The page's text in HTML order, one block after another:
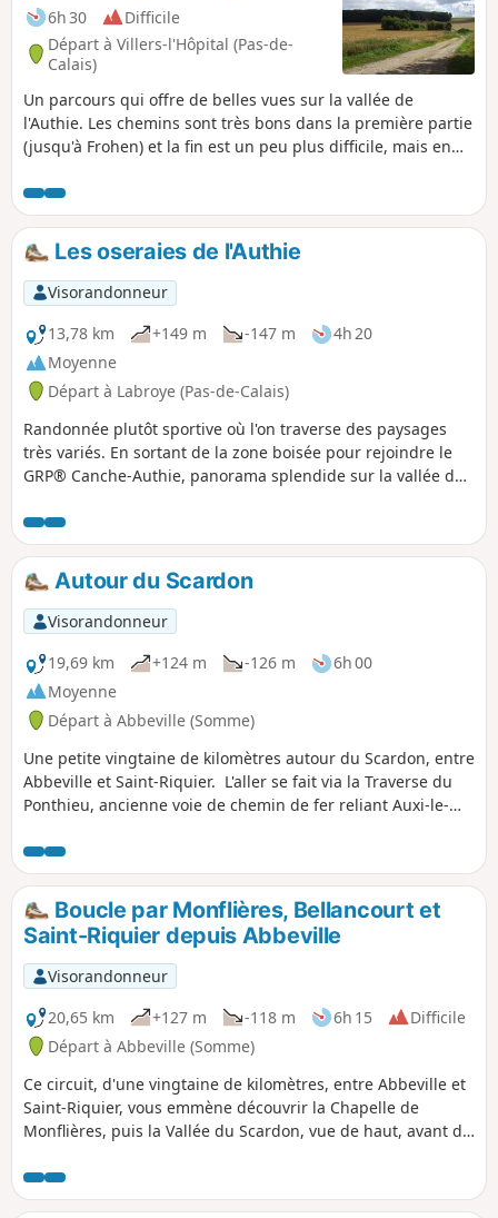
6h 30
Difficile
Départ à Villers-l'Hôpital (Pas-de-
Calais)
Un parcours qui offre de belles vues sur la vallée de
l'Authie. Les chemins sont très bons dans la première partie
(jusqu'à Frohen) et la fin est un peu plus difficile, mais en
Les oseraies de l'Authie
Visorandonneur
13,78 km
+149 m -147 m
4h 20
Moyenne
Départ à Labroye (Pas-de-Calais)
Randonnée plutôt sportive où l'on traverse des paysages
très variés. En sortant de la zone boisée pour rejoindre le
GRP® Canche-Authie, panorama splendide sur la vallée de
Autour du Scardon
Visorandonneur
19,69 km
+124 m -126 m
6h 00
Moyenne
Départ à Abbeville (Somme)
Une petite vingtaine de kilomètres autour du Scardon, entre
Abbeville et Saint-Riquier. L'aller se fait via la Traverse du
Ponthieu, ancienne voie de chemin de fer reliant Auxi-le-
la vallée.
Boucle par Monflières, Bellancourt et
Saint-Riquier depuis Abbeville
Visorandonneur
20,65 km
+127 m -118 m 6h 15
Difficile
Départ à Abbeville (Somme)
Ce circuit, d'une vingtaine de kilomètres, entre Abbeville et
Saint-Riquier, vous emmène découvrir la Chapelle de
Monflières, puis la Vallée du Scardon, vue de haut, avant de